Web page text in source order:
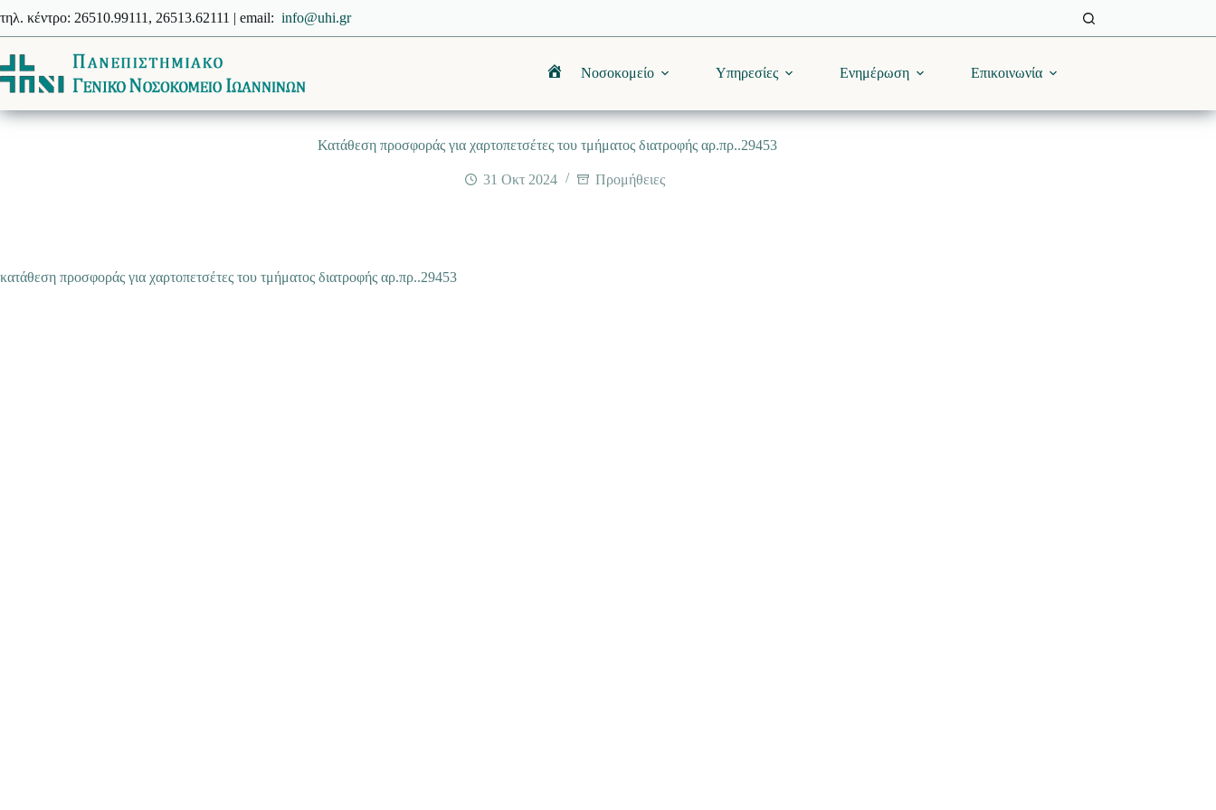
στο
περιεχόμενο
τηλ. κέντρο: 26510.99111, 26513.62111 | email: info@uhi.gr
ΑρχικήΝοσοκομείο Υπηρεσίες Ενημέρωση Επικοινωνία
Κατάθεση προσφοράς για χαρτοπετσέτες του τμήματος διατροφής αρ.πρ..29453
31 Οκτ 2024 Προμήθειες
κατάθεση προσφοράς για χαρτοπετσέτες του τμήματος διατροφής αρ.πρ..29453